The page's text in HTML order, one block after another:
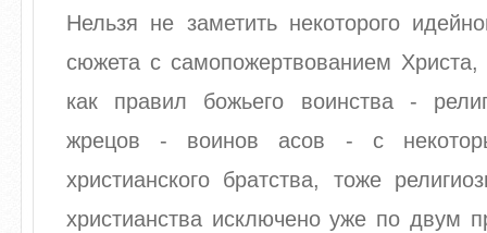
Нельзя не заметить некоторого
сюжета с самопожертвованием
как правил божьего воинства -
жрецов - воинов асов - с
христианского братства, тоже
христианства исключено уже по двум